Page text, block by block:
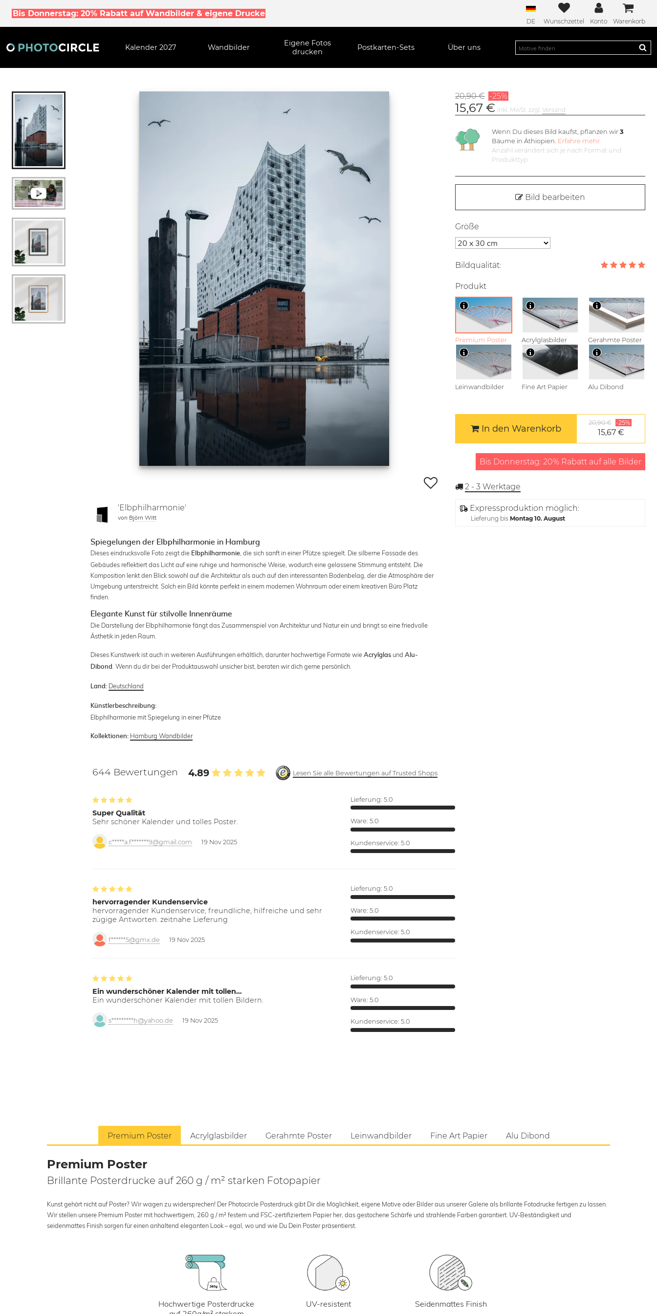
Bis Donnerstag: 20% Rabatt auf Wandbilder & eigene Drucke
DE Wunschzettel Konto Warenkorb
Kalender 2027 Wandbilder
Eigene Fotos
drucken
Postkarten-Sets Über uns
'Elbphilharmonie'
von Björn Witt
Spiegelungen der Elbphilharmonie in Hamburg
Dieses eindrucksvolle Foto zeigt die Elbphilharmonie, die sich sanft in einer Pfütze spiegelt. Die silberne Fassade des
Gebäudes reflektiert das Licht auf eine ruhige und harmonische Weise, wodurch eine gelassene Stimmung entsteht. Die
Komposition lenkt den Blick sowohl auf die Architektur als auch auf den interessanten Bodenbelag, der die Atmosphäre der
Umgebung unterstreicht. Solch ein Bild könnte perfekt in einem modernen Wohnraum oder einem kreativen Büro Platz
finden.
Elegante Kunst für stilvolle Innenräume
Die Darstellung der Elbphilharmonie fängt das Zusammenspiel von Architektur und Natur ein und bringt so eine friedvolle
Ästhetik in jeden Raum.
Dieses Kunstwerk ist auch in weiteren Ausführungen erhältlich, darunter hochwertige Formate wieAcrylglas undAlu-
Dibond
. Wenn du dir bei der Produktauswahl unsicher bist, beraten wir dich gerne persönlich.
Land: Deutschland
Künstlerbeschreibung:
Elbphilharmonie mit Spiegelung in einer Pfütze
Kollektionen: Hamburg Wandbilder
644 Bewertungen 4.89 Lesen Sie alle Bewertungen auf Trusted Shops
Super Qualität
Sehr schöner Kalender und tolles Poster.
c*****a.f*******9@gmail.com 19 Nov 2025
Lieferung: 5.0
Ware: 5.0
Kundenservice: 5.0
hervorragender Kundenservice
hervorragender Kundenservice; freundliche, hilfreiche und sehr
zügige Antworten. zeitnahe Lieferung
f******5@gmx.de 19 Nov 2025
Lieferung: 5.0
Ware: 5.0
Kundenservice: 5.0
Ein wunderschöner Kalender mit tollen…
Ein wunderschöner Kalender mit tollen Bildern.
s*********h@yahoo.de 19 Nov 2025
Lieferung: 5.0
Ware: 5.0
Kundenservice: 5.0
20,90 € -25%
15,67 € inkl. MwSt. zzgl.Versand
Wenn Du dieses Bild kaufst, pflanzen wir3
Bäume in Äthiopien. Erfahre mehr
Anzahl verändert sich je nach Format und
Produkttyp
Bild bearbeiten
Größe
Bildqualität:
Produkt
Premium Poster Acrylglasbilder Gerahmte Poster
Leinwandbilder Fine Art Papier Alu Dibond
In den Warenkorb
20,90 € -25%
15,67 €
Bis Donnerstag: 20% Rabatt auf alle Bilder
2 - 3 Werktage
Expressproduktion möglich:
Lieferung bis Montag 10. August
Premium Poster Acrylglasbilder Gerahmte Poster Leinwandbilder Fine Art Papier Alu Dibond
Premium Poster
Brillante Posterdrucke auf 260 g / m² starken Fotopapier
Kunst gehört nicht auf Poster? Wir wagen zu widersprechen! Der Photocircle Posterdruck gibt Dir die Möglichkeit, eigene Motive oder Bilder aus unserer Galerie als brillante Fotodrucke fertigen zu lassen.
Wir stellen unsere Premium Poster mit hochwertigem, 260 g / m² festem und FSC-zertifiziertem Papier her, das gestochene Schärfe und strahlende Farben garantiert. UV-Beständigkeit und
seidenmattes Finish sorgen für einen anhaltend eleganten Look – egal, wo und wie Du Dein Poster präsentierst.
Hochwertige Posterdrucke
UV-resistent Seidenmattes Finish